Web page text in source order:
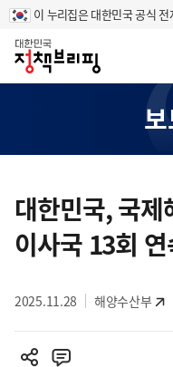
이 누리집은 대한민국 공식
홈
텐
츠
영
대한민국, 국
이사국 13회
2025.11.28 해양수산부